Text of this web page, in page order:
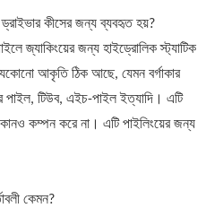
কীসের জন্য ব্যবহৃত হয়?
জ্যাকিংয়ের জন্য হাইড্রোলিক স্ট্যাটিক
আকৃতি ঠিক আছে, যেমন বর্গাকার
পাইল, টিউব, এইচ-পাইল ইত্যাদি। এটি
কম্পন করে না। এটি পাইলিংয়ের জন্য
কেমন?